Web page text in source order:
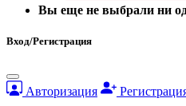
Вы еще не выбрали ни
Вход/Регистрация
Авторизация